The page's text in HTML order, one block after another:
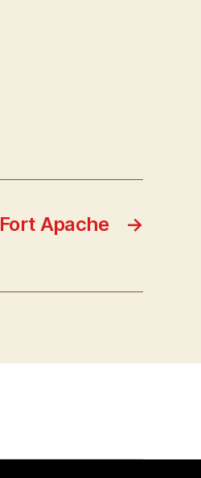
→
Fort Apache